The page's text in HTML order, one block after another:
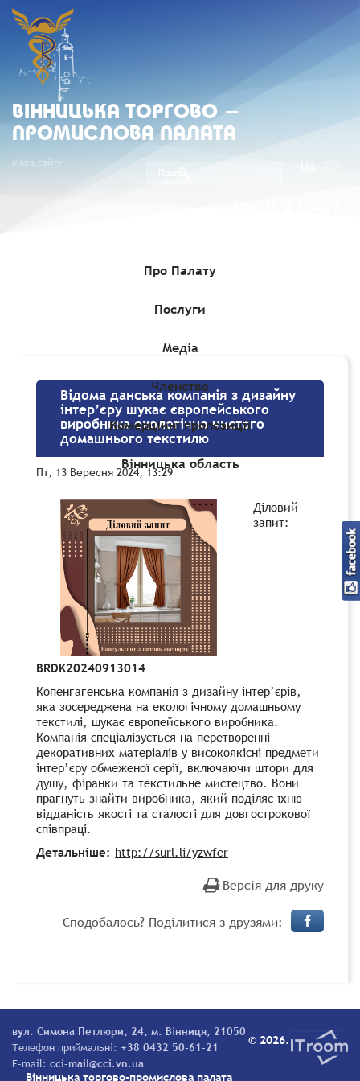
ВIННИЦЬКА ТОРГОВО -
ПРОМИСЛОВА ПАЛАТА
Мапа сайту
Про Палату
Послуги
Медіа
Членство
Комерційні пропозиції
Вінницька область
Комерційні пропозиції»Відома данська компанія з
Відома данська компанія з дизайну
інтер’єру шукає європейського
виробника екологічно чистого
домашнього текстилю
Пт, 13 Вересня 2024, 13:29
Діловий
запит:
BRDK20240913014
Копенгагенська компанія з дизайну інтер’єрів,
яка зосереджена на екологічному домашньому
текстилі, шукає європейського виробника.
Компанія спеціалізується на перетворенні
декоративних матеріалів у високоякісні предмети
інтер’єру обмеженої серії, включаючи штори для
душу, фіранки та текстильне мистецтво. Вони
прагнуть знайти виробника, який поділяє їхню
відданість якості та сталості для довгострокової
співпраці.
Детальніше: http://surl.li/yzwfer
Версія для друку
Сподобалось? Поділитися з друзями:
вул. Симона Петлюри, 24, м. Вінниця, 21050
Телефон приймальні: +38 0432 50-61-21
E-mail: cci-mail@cci.vn.ua
© 2026.
Вінницька торгово-промислова палата